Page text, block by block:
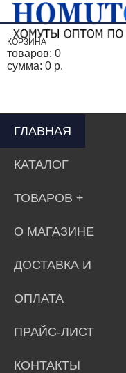
КОРЗИНА
товаров: 0
сумма: 0 р.
ГЛАВНАЯ
КАТАЛОГ
ТОВАРОВ
О МАГАЗИНЕ
ДОСТАВКА И
ОПЛАТА
ПРАЙС-ЛИСТ
КОНТАКТЫ